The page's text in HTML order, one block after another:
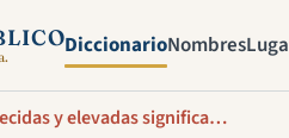
DiccionarioNombres
Ofrendas mecidas y elevadas significado bíblico